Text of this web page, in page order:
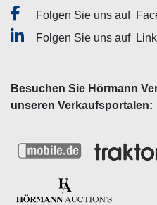
Folgen Sie uns auf
Folgen Sie uns auf
Besuchen Sie Hörmann
unseren Verkaufsportalen: